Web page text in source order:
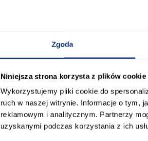
Zgoda
Niniejsza strona korzysta z plików cookie
Wykorzystujemy pliki cookie do
ruch w naszej witrynie. Informacje o tym,
reklamowym i analitycznym. Partnerzy
uzyskanymi podczas korzystania z ich